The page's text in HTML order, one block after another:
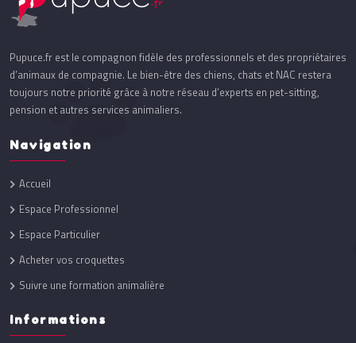
Pupuce.fr est le compagnon fidèle des professionnels et des propriétaires
d’animaux de compagnie. Le bien-être des chiens, chats et NAC restera
toujours notre priorité grâce à notre réseau d’experts en pet-sitting,
pension et autres services animaliers.
Navigation
Accueil
Espace Professionnel
Espace Particulier
Acheter vos croquettes
Suivre une formation animalière
Informations